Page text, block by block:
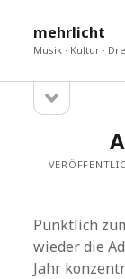
mehrlicht
Musik · Kultur ·
Sidebar
öffnen
Pünktlich
wieder die
Jahr